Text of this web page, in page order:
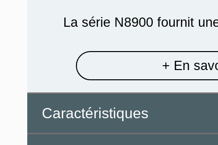
La série N8900 fournit
+ En
Caractéristiques